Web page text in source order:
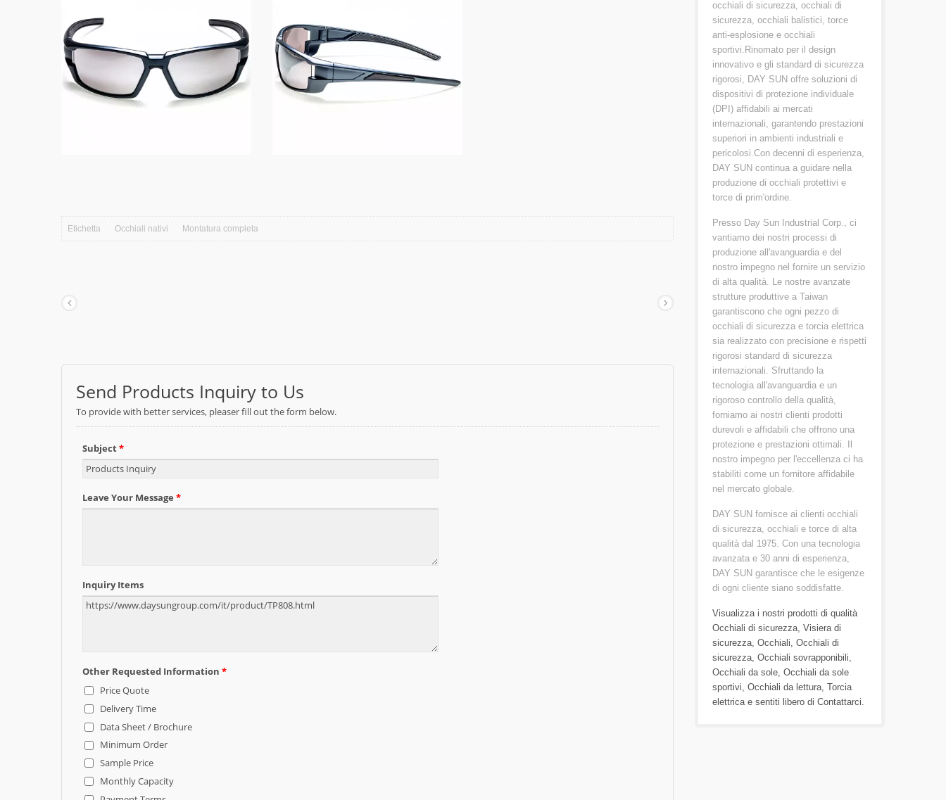
Etichetta Occhiali nativi Montatura completa
occhiali di sicurezza, occhiali di
sicurezza, occhiali balistici, torce
anti-esplosione e occhiali
sportivi.Rinomato per il design
innovativo e gli standard di sicurezza
rigorosi, DAY SUN offre soluzioni di
dispositivi di protezione individuale
(DPI) affidabili ai mercati
internazionali, garantendo prestazioni
superiori in ambienti industriali e
pericolosi.Con decenni di esperienza,
DAY SUN continua a guidare nella
produzione di occhiali protettivi e
torce di prim'ordine.
Presso Day Sun Industrial Corp., ci
vantiamo dei nostri processi di
produzione all'avanguardia e del
nostro impegno nel fornire un servizio
di alta qualità. Le nostre avanzate
strutture produttive a Taiwan
garantiscono che ogni pezzo di
occhiali di sicurezza e torcia elettrica
sia realizzato con precisione e rispetti
rigorosi standard di sicurezza
internazionali. Sfruttando la
tecnologia all'avanguardia e un
rigoroso controllo della qualità,
forniamo ai nostri clienti prodotti
durevoli e affidabili che offrono una
protezione e prestazioni ottimali. Il
nostro impegno per l'eccellenza ci ha
stabiliti come un fornitore affidabile
nel mercato globale.
DAY SUN fornisce ai clienti occhiali
di sicurezza, occhiali e torce di alta
qualità dal 1975. Con una tecnologia
avanzata e 30 anni di esperienza,
DAY SUN garantisce che le esigenze
di ogni cliente siano soddisfatte.
Visualizza i nostri prodotti di qualità
Occhiali di sicurezza, Visiera di
sicurezza, Occhiali, Occhiali di
sicurezza, Occhiali sovrapponibili,
Occhiali da sole, Occhiali da sole
sportivi, Occhiali da lettura, Torcia
elettricae sentiti libero di Contattarci.